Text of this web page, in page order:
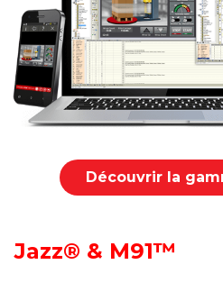
Découvrir la
Jazz® & M91™